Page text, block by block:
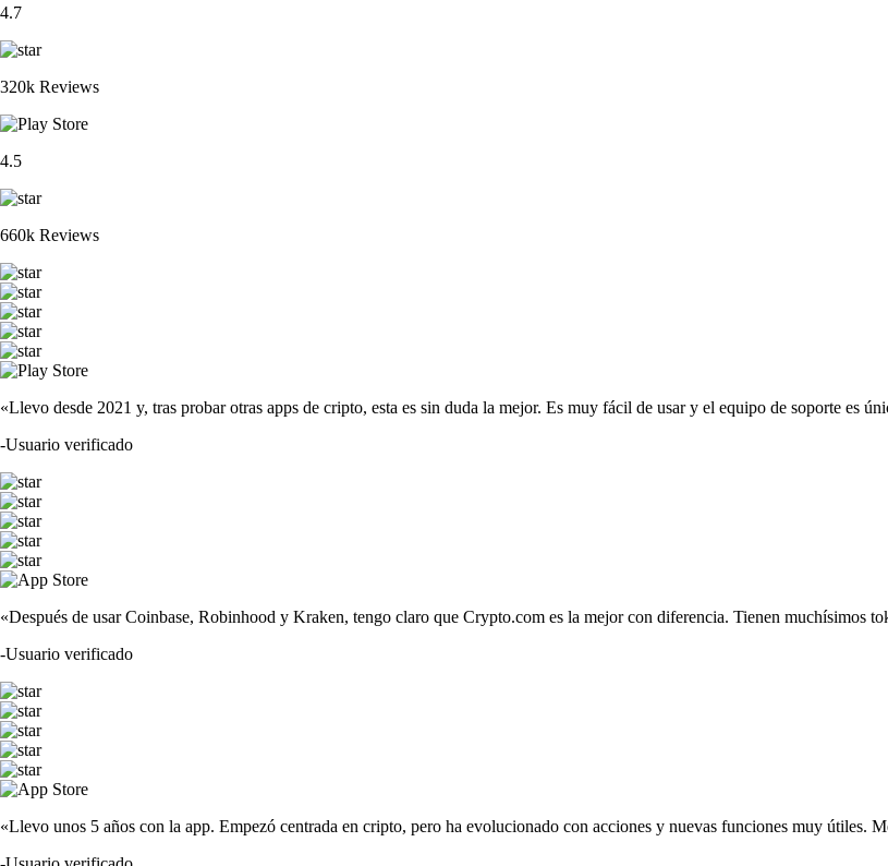
4.7
320k Reviews
4.5
660k Reviews
«Llevo desde 2021 y, tras probar otras apps de cripto, esta es sin duda la mejor. Es muy fácil de usar y el equipo de soporte es
-Usuario verificado
«Después de usar Coinbase, Robinhood y Kraken, tengo claro que Crypto.com es la mejor con diferencia. Tienen muchísimos
-Usuario verificado
«Llevo unos 5 años con la app. Empezó centrada en cripto, pero ha evolucionado con acciones y nuevas funciones muy útiles.